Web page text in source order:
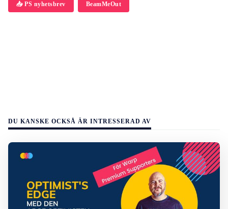
📥 PS nyhetsbrev BeamMeOut
DU KANSKE OCKSÅ ÄR INTRESSERAD AV